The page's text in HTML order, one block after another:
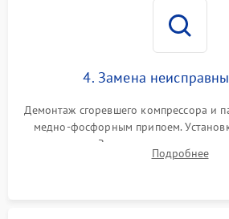
4. Замена
Демонтаж сгоревшего компрессора и
медно-фосфорным припоем.
осушителя. Замена изношенных
сломанных заслонок илиПодробнее